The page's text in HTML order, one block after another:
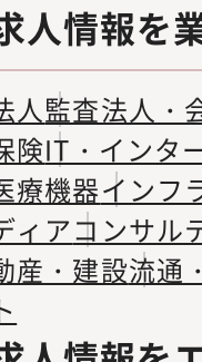
人情報を
人監査法人・
険IT・インタ
療機器インフ
ィアコンサル
産・建設流通